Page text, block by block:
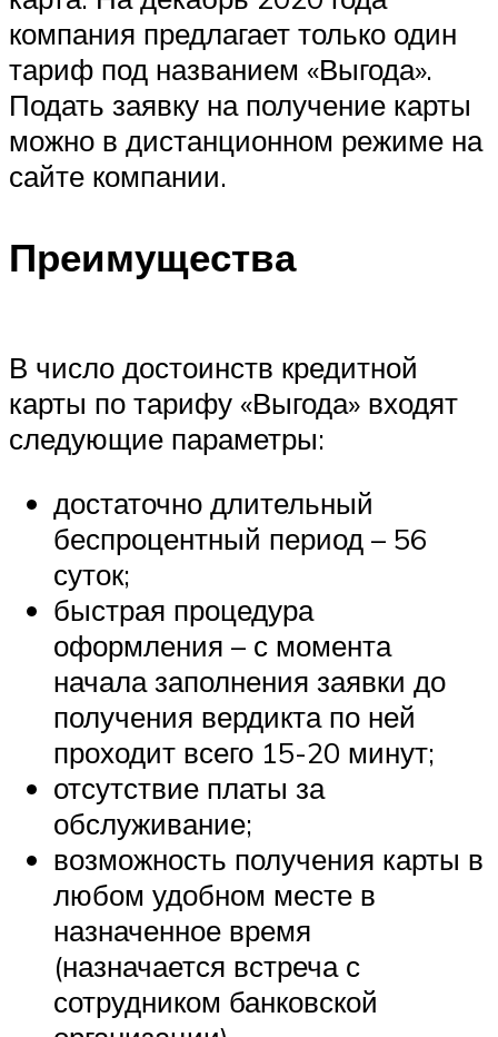
компания предлагает только один
тариф под названием «Выгода».
Подать заявку на получение карты
можно в дистанционном режиме на
сайте компании.
Преимущества
В число достоинств кредитной
карты по тарифу «Выгода» входят
следующие параметры:
достаточно длительный
беспроцентный период – 56
суток;
быстрая процедура
оформления – с момента
начала заполнения заявки до
получения вердикта по ней
проходит всего 15-20 минут;
отсутствие платы за
обслуживание;
возможность получения карты в
любом удобном месте в
назначенное время
(назначается встреча с
сотрудником банковской